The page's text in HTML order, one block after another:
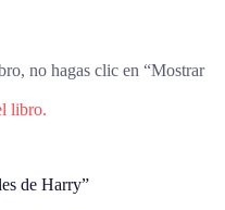
no hagas clic en “Mostrar
libro.
de Harry”